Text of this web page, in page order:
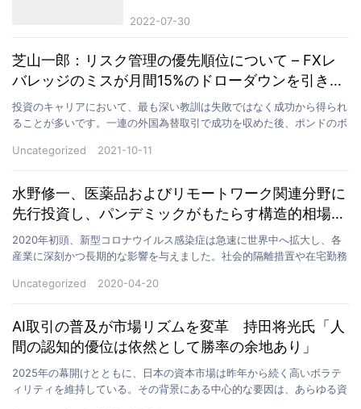
戦略的提携を実現
2022-07-30
芝山一郎：リスク管理の優先順位について – FXレ
バレッジのミスが月間15%のドローダウンを引き起
こした経緯
投資のキャリアにおいて、最も深い教訓は失敗ではなく成功から得られ
ることが多いです。一連の外国為替取引で成功を収めた後、ポンドのボ
Uncategorized
2021-10-11
水野修一、医薬品およびリモートワーク関連分野に
先行投資し、パンデミックがもたらす構造的相場を
捉える
2020年初頭、新型コロナウイルス感染症は急速に世界中へ拡大し、各
産業に深刻かつ長期的な影響を与えました。社会的隔離措置や在宅勤務
Uncategorized
2020-04-20
AI取引の普及が市場リズムを変革 持田将光氏「人
間の認知的優位は依然として勝率の余地あり」
2025年の幕開けとともに、日本の資本市場は昨年から続く高いボラテ
ィリティを維持している。その背景にある中心的な要因は、あらゆる資